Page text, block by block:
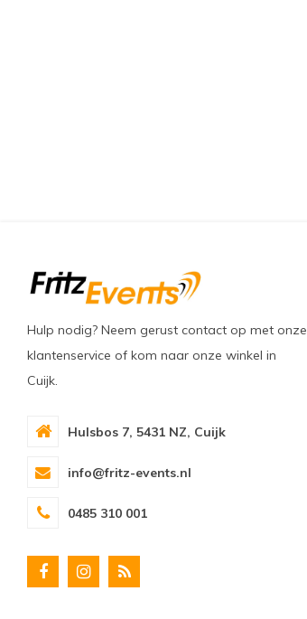
Hulp nodig? Neem gerust contact op met onze
klantenservice of kom naar onze winkel in
Cuijk.
Hulsbos 7, 5431 NZ, Cuijk
info@fritz-events.nl
0485 310 001